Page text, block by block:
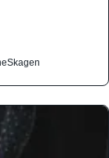
Skagen